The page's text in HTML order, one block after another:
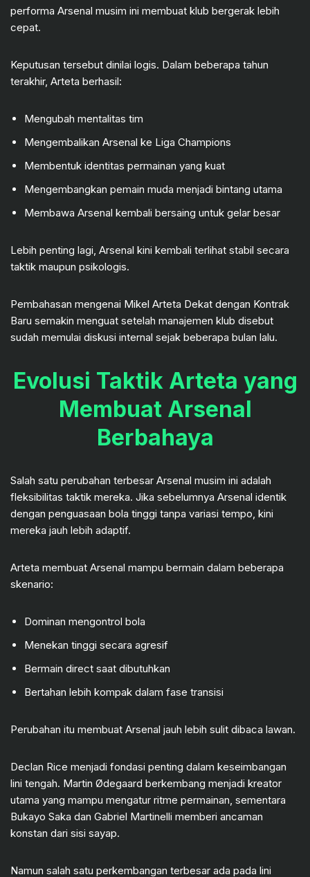
performa Arsenal musim ini membuat klub bergerak lebih
cepat.
Keputusan tersebut dinilai logis. Dalam beberapa tahun
terakhir, Arteta berhasil:
Mengubah mentalitas tim
Mengembalikan Arsenal ke Liga Champions
Membentuk identitas permainan yang kuat
Mengembangkan pemain muda menjadi bintang utama
Membawa Arsenal kembali bersaing untuk gelar besar
Lebih penting lagi, Arsenal kini kembali terlihat stabil secara
taktik maupun psikologis.
Pembahasan mengenai Mikel Arteta Dekat dengan Kontrak
Baru semakin menguat setelah manajemen klub disebut
sudah memulai diskusi internal sejak beberapa bulan lalu.
Evolusi Taktik Arteta yang
Membuat Arsenal
Berbahaya
Salah satu perubahan terbesar Arsenal musim ini adalah
fleksibilitas taktik mereka. Jika sebelumnya Arsenal identik
dengan penguasaan bola tinggi tanpa variasi tempo, kini
mereka jauh lebih adaptif.
Arteta membuat Arsenal mampu bermain dalam beberapa
skenario:
Dominan mengontrol bola
Menekan tinggi secara agresif
Bermain direct saat dibutuhkan
Bertahan lebih kompak dalam fase transisi
Perubahan itu membuat Arsenal jauh lebih sulit dibaca lawan.
Declan Rice menjadi fondasi penting dalam keseimbangan
lini tengah. Martin Ødegaard berkembang menjadi kreator
utama yang mampu mengatur ritme permainan, sementara
Bukayo Saka dan Gabriel Martinelli memberi ancaman
konstan dari sisi sayap.
Namun salah satu perkembangan terbesar ada pada lini